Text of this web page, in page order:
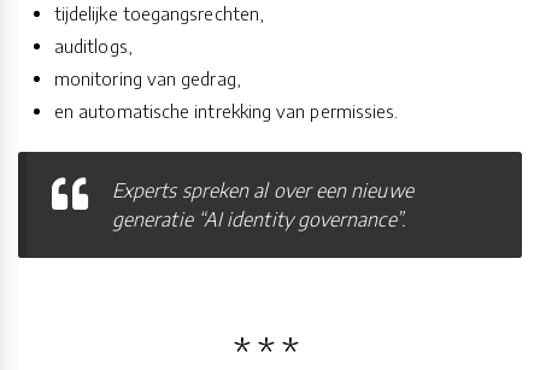
tijdelijke toegangsrechten,
auditlogs,
monitoring van gedrag,
en automatische intrekking van permissies.
Experts spreken al over een nieuwe
generatie “AI identity governance”.